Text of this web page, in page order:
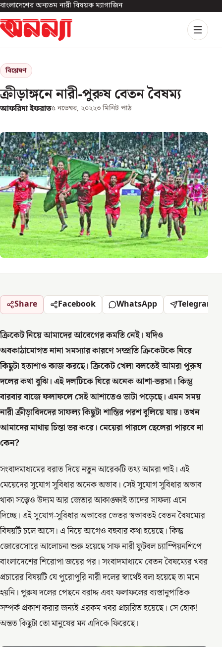
বাংলাদেশের অন্যতম নারী বিষয়ক ম্যাগাজিন
বিশ্লেষণ
ক্রীড়াঙ্গনে নারী-পুরুষ বেতন বৈষম্য
আফরিদা ইফরাত৫ নভেম্বর, ২০২২৩ মিনিট পাঠ
Share Facebook WhatsApp Telegram
ক্রিকেট নিয়ে আমাদের আবেগের কমতি নেই। যদিও
অবকাঠামোগত নানা সমস্যার কারণে সম্প্রতি ক্রিকেটকে ঘিরে
কিছুটা হতাশাও কাজ করছে। ক্রিকেট খেলা বলতেই আমরা পুরুষ
দলের কথা বুঝি। এই দলটিকে ঘিরে অনেক আশা-ভরসা। কিন্তু
বারবার বাজে ফলাফলে সেই আশাতেও ভাটা পড়েছে। এমন সময়
নারী ক্রীড়াবিদদের সাফল্য কিছুটা শান্তির পরশ বুলিয়ে যায়। তখন
আমাদের মাথায় চিন্তা ভর করে। মেয়েরা পারলে ছেলেরা পারবে না
কেন?
সংবাদমাধ্যমের বরাত দিয়ে নতুন আরেকটি তথ্য আমরা পাই। এই
মেয়েদের সুযোগ সুবিধার অনেক অভাব। সেই সুযোগ সুবিধার অভাব
থাকা সত্ত্বেও উদ্যম আর জেতার আকাঙ্ক্ষাই তাদের সাফল্য এনে
দিচ্ছে। এই সুযোগ-সুবিধার অভাবের ভেতর স্বভাবতই বেতন বৈষম্যের
বিষয়টি চলে আসে। এ নিয়ে আগেও বহুবার কথা হয়েছে। কিন্তু
জোরেসোরে আলোচনা শুরু হয়েছে সাফ নারী ফুটবল চ্যাম্পিয়নশিপে
বাংলাদেশের শিরোপা জয়ের পর। সংবাদমাধ্যমে বেতন বৈষম্যের খবর
প্রচারের বিষয়টি যে পুরোপুরি নারী দলের স্বার্থেই বলা হয়েছে তা মনে
হয়নি। পুরুষ দলের পেছনে বরাদ্দ এবং ফলাফলের ব্যস্তানুপাতিক
সম্পর্ক প্রকাশ করার জন্যই এরকম খবর প্রচারিত হয়েছে। সে হোক!
অন্তত কিছুটা তো মানুষের মন এদিকে ফিরেছে।